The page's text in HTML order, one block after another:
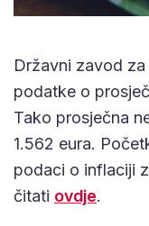
Državni zavod
podatke o
Tako prosječna
1.562 eura.
podaci o inflaciji
čitati ovdje.